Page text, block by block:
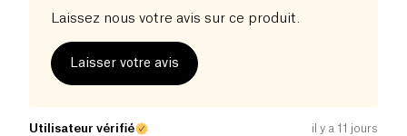
Laissez nous votre avis sur ce produit.
Laisser votre avis
Utilisateur vérifié il y a 11 jours